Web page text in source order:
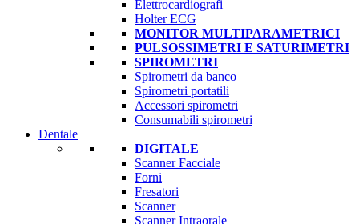
Elettrocardiografi
Holter ECG
MONITOR MULTIPARAMETRICI
PULSOSSIMETRI E SATURIMETRI
SPIROMETRI
Spirometri da banco
Spirometri portatili
Accessori spirometri
Consumabili spirometri
Dentale
DIGITALE
Scanner Facciale
Forni
Fresatori
Scanner
Scanner Intraorale